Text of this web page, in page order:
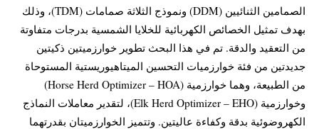
الصمامين الثنائيين (DDM) ونموذج الثلاثة صمامات (TDM)، وذلك
بهدف تمثيل الخصائص الكهربائية للخلايا الشمسية بدرجات متفاوتة
من التعقيد والدقة. تم في هذا البحث تطوير خوارزميتين ذكيتين
جديدتين من فئة خوارزميات التحسين الميتاهيوريستية المستوحاة
من الطبيعة، وهما خوارزمية (Horse Herd Optimizer – HOA)
وخوارزمية (Elk Herd Optimizer – EHO)، لتقدير معاملات النماذج
الكهروضوئية بدقة وكفاءة عاليتين. وتتميز الخوارزميتان بقدرتهما